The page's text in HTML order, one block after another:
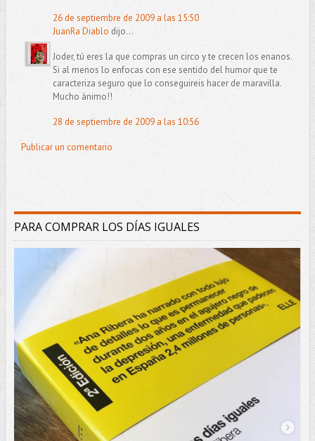
26 de septiembre de 2009 a las 15:50
JuanRa Diablo dijo...
Joder, tú eres la que compras un circo y te crecen los enanos.
Si al menos lo enfocas con ese sentido del humor que te
caracteriza seguro que lo conseguireis hacer de maravilla.
Mucho ánimo!!
28 de septiembre de 2009 a las 10:56
Publicar un comentario
PARA COMPRAR LOS DÍAS IGUALES